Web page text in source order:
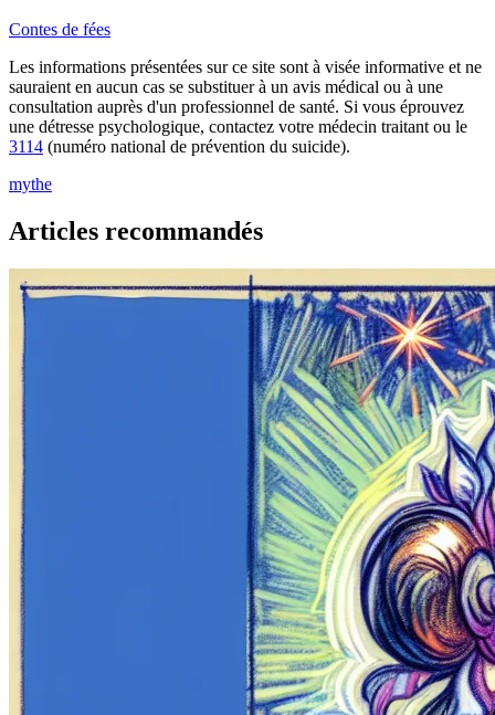
Contes de fées
Les informations présentées sur ce site sont à visée informative et ne
sauraient en aucun cas se substituer à un avis médical ou à une
consultation auprès d'un professionnel de santé. Si vous éprouvez
une détresse psychologique, contactez votre médecin traitant ou le
3114 (numéro national de prévention du suicide).
mythe
Articles recommandés